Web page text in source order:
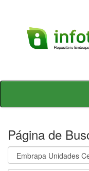
Skip
Página de